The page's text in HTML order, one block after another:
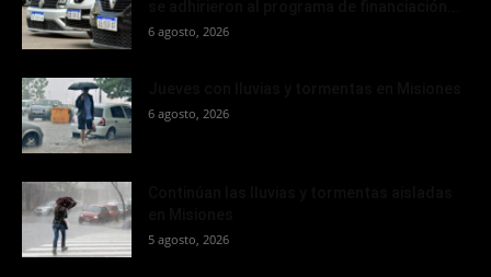
6 agosto, 2026
6 agosto, 2026
5 agosto, 2026